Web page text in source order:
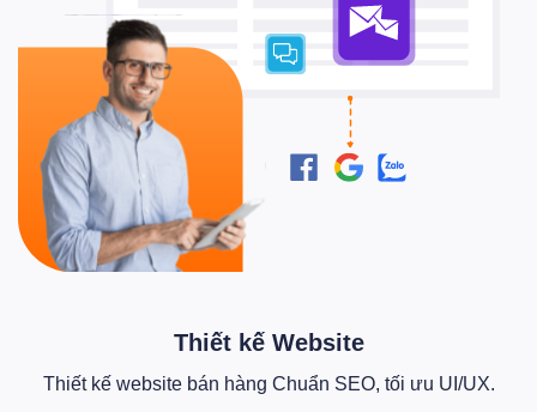
Thiết kế Website
Thiết kế website bán hàng Chuẩn SEO, tối ưu UI/UX.